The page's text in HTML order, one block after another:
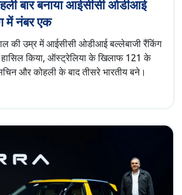
बार बनाया आईसीसी ओडीआई
में नंबर एक
की उम्र में आईसीसी ओडीआई बल्लेबाजी रैंकिंग
हासिल किया, ऑस्ट्रेलिया के खिलाफ 121 के
और कोहली के बाद तीसरे भारतीय बने।